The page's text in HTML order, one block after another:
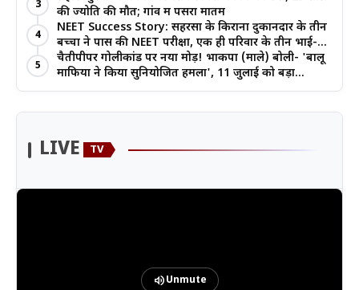
3
की ज्योति की मौत; गांव में पसरा मातम
4
NEET Success Story: सहरसा के किराना दुकानदार के तीन
बच्चों ने पास की NEET परीक्षा, एक ही परिवार के तीन भाई-
बहनों ने रचा इतिहास
5
चैतीपीपर गोलीकांड पर नया मोड़! भाकपा (माले) बोली- 'बालू
माफिया ने किया सुनियोजित हमला', 11 जुलाई को बड़ा
आंदोलन
LIVE TV
volume_upUnmute